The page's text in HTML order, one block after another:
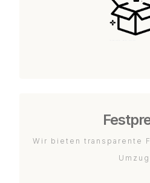
Wir bieten transparente
Umzug.